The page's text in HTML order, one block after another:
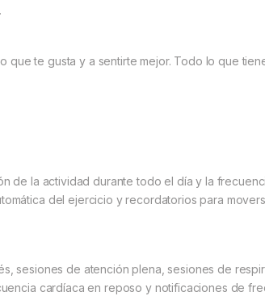
que te gusta y a sentirte mejor. Todo lo que
de la actividad durante todo el día y la
del ejercicio y recordatorios para
sesiones de atención plena, sesiones de
cardíaca en reposo y notificaciones de